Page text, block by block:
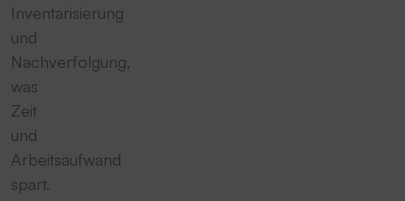
Inventarisierung
und
Nachverfolgung,
was
Zeit
und
Arbeitsaufwand
spart.